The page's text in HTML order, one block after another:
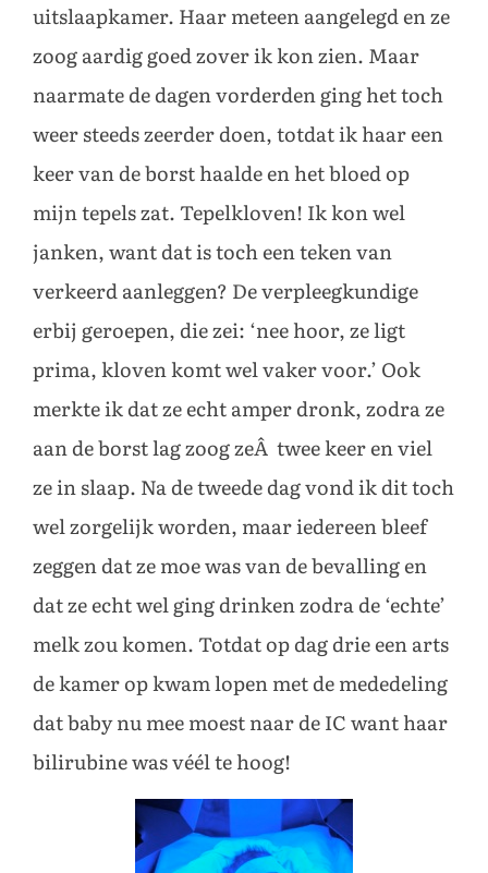
uitslaapkamer. Haar meteen aangelegd en ze
zoog aardig goed zover ik kon zien. Maar
naarmate de dagen vorderden ging het toch
weer steeds zeerder doen, totdat ik haar een
keer van de borst haalde en het bloed op
mijn tepels zat. Tepelkloven! Ik kon wel
janken, want dat is toch een teken van
verkeerd aanleggen? De verpleegkundige
erbij geroepen, die zei: ‘nee hoor, ze ligt
prima, kloven komt wel vaker voor.’ Ook
merkte ik dat ze echt amper dronk, zodra ze
aan de borst lag zoog zeÂ twee keer en viel
ze in slaap. Na de tweede dag vond ik dit toch
wel zorgelijk worden, maar iedereen bleef
zeggen dat ze moe was van de bevalling en
dat ze echt wel ging drinken zodra de ‘echte’
melk zou komen. Totdat op dag drie een arts
de kamer op kwam lopen met de mededeling
dat baby nu mee moest naar de IC want haar
bilirubine was véél te hoog!